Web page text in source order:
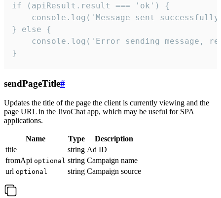
if (apiResult.result === 'ok') {
console.log('Message sent
} else {
console.log('Error sending message,
}
sendPageTitle#
Updates the title of the page the client is currently viewing and the
page URL in the JivoChat app, which may be useful for SPA
applications.
Name Type
Description
title
string Ad ID
fromApi optional string Campaign name
url optional string Campaign source